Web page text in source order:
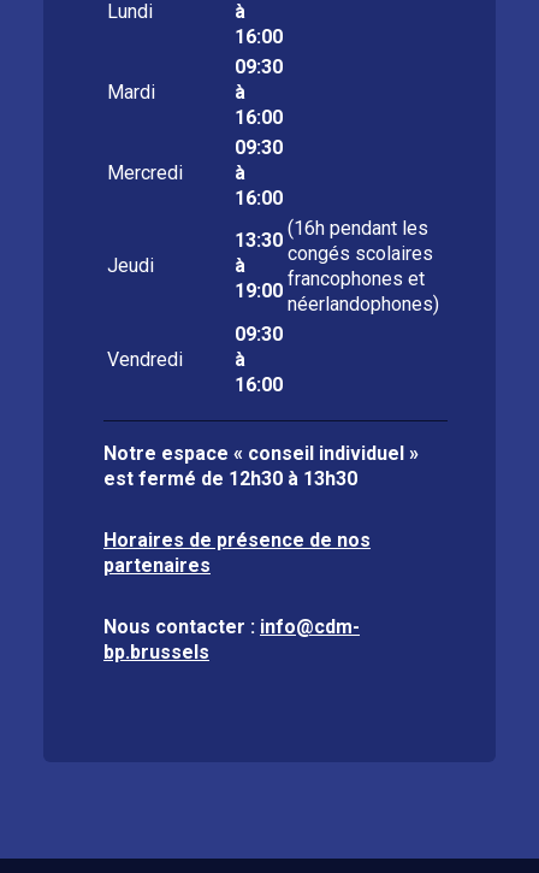
Lundi
à
16:00
Mardi
09:30
à
16:00
Mercredi
09:30
à
16:00
Jeudi
13:30
à
19:00
(16h pendant les
congés scolaires
francophones et
néerlandophones)
Vendredi
09:30
à
16:00
Notre espace « conseil individuel »
est fermé de 12h30 à 13h30
Horaires de présence de nos
partenaires
Nous contacter : info@cdm-
bp.brussels